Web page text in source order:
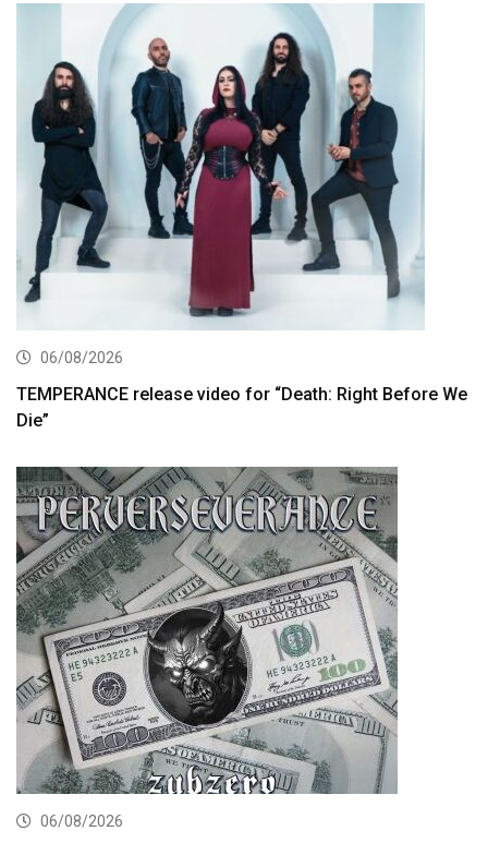
06/08/2026
TEMPERANCE release video for “Death: Right Before We
Die”
06/08/2026